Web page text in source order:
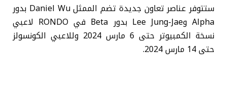
ستتوفر عناصر تعاون جديدة تضم الممثل Daniel Wu بدور
Alpha وLee Jung-Jae بدور Beta في RONDO لاعبي
نسخة الكمبيوتر حتى 6 مارس 2024 وللاعبي الكونسولز
حتى 14 مارس 2024.